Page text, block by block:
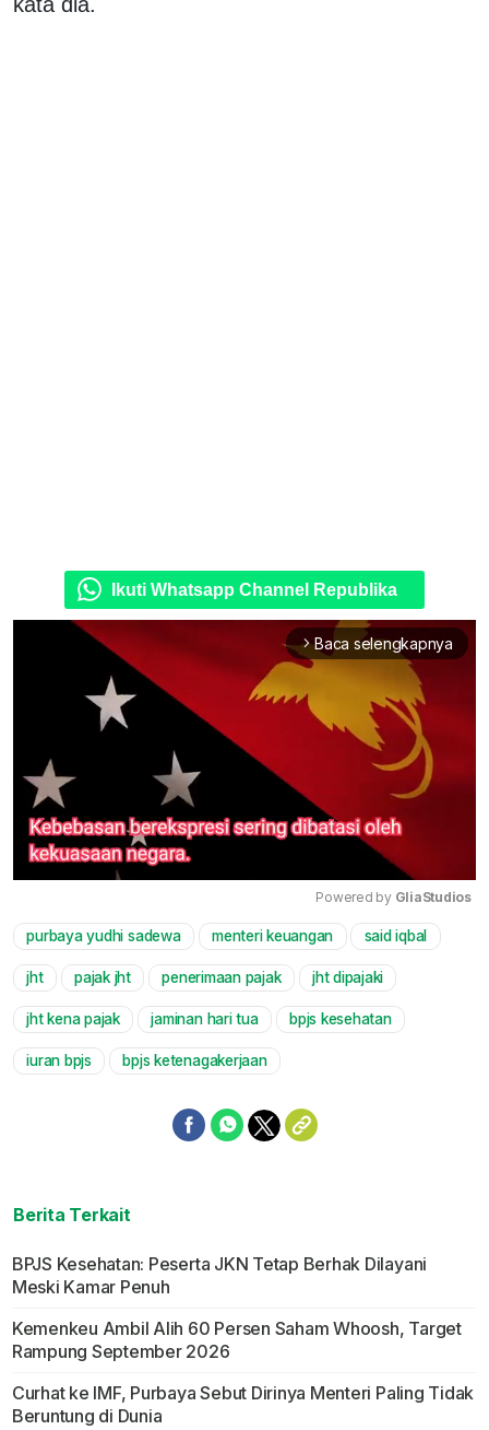
Ikuti Whatsapp Channel Republika
arrow_forward_ios Baca selengkapnya
Mute
Powered by GliaStudios
purbaya yudhi sadewa menteri keuangan said iqbal
jht pajak jht penerimaan pajak jht dipajaki
jht kena pajak jaminan hari tua bpjs kesehatan
iuran bpjs bpjs ketenagakerjaan
Berita Terkait
BPJS Kesehatan: Peserta JKN Tetap Berhak Dilayani
Meski Kamar Penuh
Kemenkeu Ambil Alih 60 Persen Saham Whoosh, Target
Rampung September 2026
Curhat ke IMF, Purbaya Sebut Dirinya Menteri Paling Tidak
Beruntung di Dunia